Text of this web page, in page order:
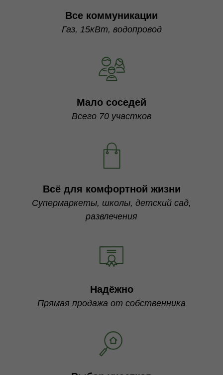
Все коммуникации
Газ, 15кВт, водопровод
Мало соседей
Всего 70 участков
Всё для комфортной жизни
Супермаркеты, школы, детский сад,
развлечения
Надёжно
Прямая продажа от собственника